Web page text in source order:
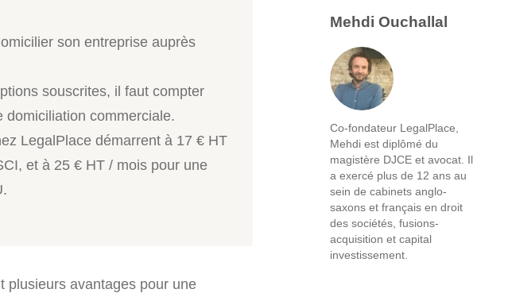
son entreprise auprès
souscrites, il faut compter
commerciale.
LegalPlace démarrent à 17 € HT
et à 25 € HT / mois pour une
plusieurs avantages pour une
Mehdi Ouchallal
Co-fondateur LegalPlace,
Mehdi est diplômé du
magistère DJCE et avocat. Il
a exercé plus de 12 ans au
sein de cabinets anglo-
saxons et français en droit
des sociétés, fusions-
acquisition et capital
investissement.